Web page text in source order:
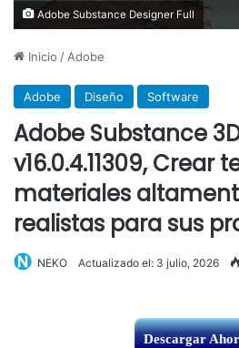
Adobe Substance Designer Full
Inicio /Adobe
Adobe Diseño Software
Adobe Substance
v16.0.4.11309, Crear
materiales
realistas para sus
NEKO Actualizado el: 3 julio, 2026
Descargar